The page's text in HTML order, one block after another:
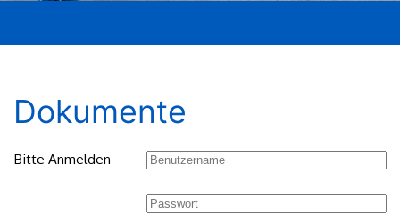
Dokumente
Bitte Anmelden